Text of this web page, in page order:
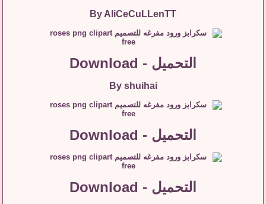
By AliCeCuLLenTT
التحميل - Download
By shuihai
التحميل - Download
التحميل - Download